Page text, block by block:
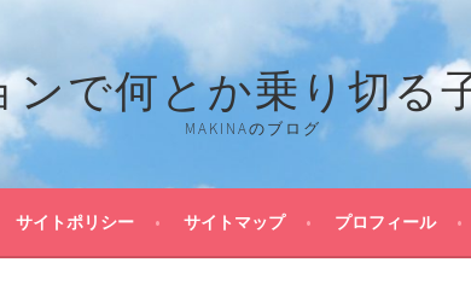
で何とか乗り切る
MAKINAのブログ
サイトポリシー サイトマップ プロフィール